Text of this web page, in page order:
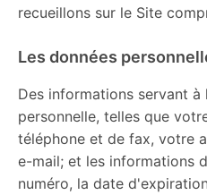
recueillons sur le Site
Les données
Des informations servant à
personnelle, telles que
téléphone et de fax, votre
e-mail; et les informations
numéro, la date